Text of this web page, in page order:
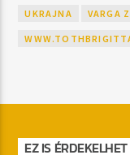
UKRAJNA VARGA
EZ IS ÉRDEKELHET